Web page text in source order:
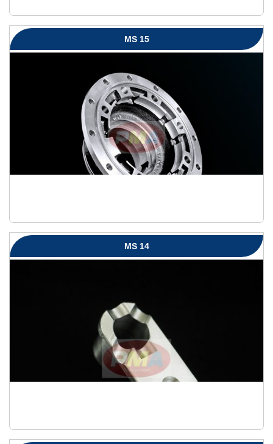
MS 15
MS 14